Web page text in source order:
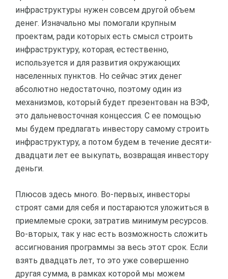
инфраструктуры нужен совсем другой объем
денег. Изначально мы помогали крупным
проектам, ради которых есть смысл строить
инфраструктуру, которая, естественно,
используется и для развития окружающих
населенных пунктов. Но сейчас этих денег
абсолютно недостаточно, поэтому один из
механизмов, который будет презентован на ВЭФ,
это дальневосточная концессия. С ее помощью
мы будем предлагать инвестору самому строить
инфраструктуру, а потом будем в течение десяти-
двадцати лет ее выкупать, возвращая инвестору
деньги.
Плюсов здесь много. Во-первых, инвесторы
строят сами для себя и постараются уложиться в
приемлемые сроки, затратив минимум ресурсов.
Во-вторых, так у нас есть возможность сложить
ассигнования программы за весь этот срок. Если
взять двадцать лет, то это уже совершенно
другая сумма, в рамках которой мы можем